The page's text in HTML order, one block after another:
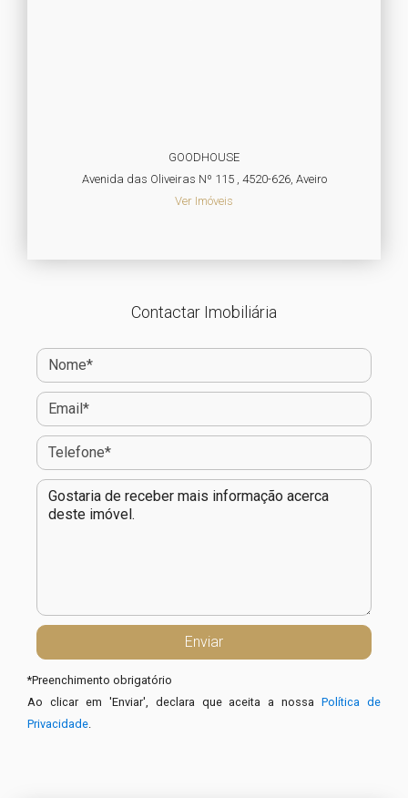
GOODHOUSE
Avenida das Oliveiras Nº 115 , 4520-626, Aveiro
Ver Imóveis
Contactar Imobiliária
*Preenchimento obrigatório
Ao clicar em 'Enviar', declara que aceita a nossaPolítica de
Privacidade